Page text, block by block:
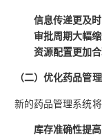
信息传递更及时
审批周期大幅
资源配置更加
（二）优化药品管理
新的药品管理系统将
库存准确性提高